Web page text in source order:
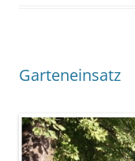
Garteneinsatz